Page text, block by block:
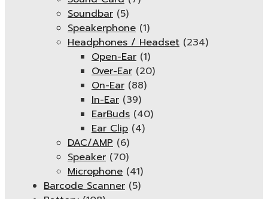
Soundbar (5)
Speakerphone (1)
Headphones / Headset (234)
Open-Ear (1)
Over-Ear (20)
On-Ear (88)
In-Ear (39)
EarBuds (40)
Ear Clip (4)
DAC/AMP (6)
Speaker (70)
Microphone (41)
Barcode Scanner (5)